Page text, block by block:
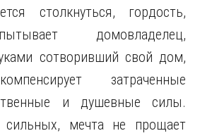
столкнуться, гордость,
домовладелец,
сотворивший свой дом,
затраченные
и душевные силы.
мечта не прощает